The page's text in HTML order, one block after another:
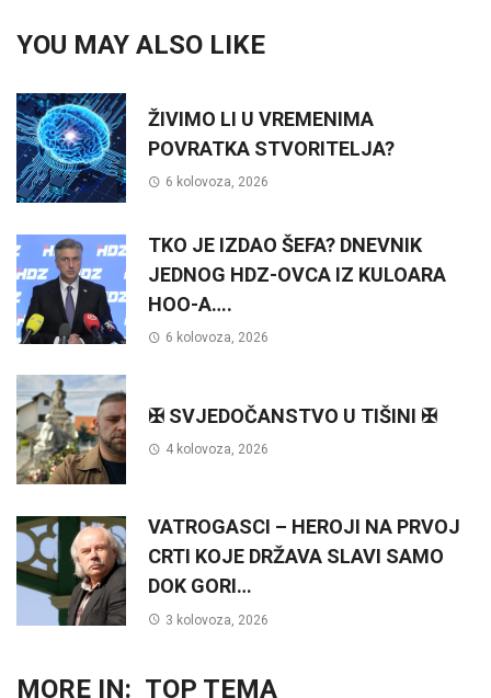
YOU MAY ALSO LIKE
ŽIVIMO LI U VREMENIMA
POVRATKA STVORITELJA?
6 kolovoza, 2026
TKO JE IZDAO ŠEFA? DNEVNIK
JEDNOG HDZ-OVCA IZ KULOARA
HOO-A….
6 kolovoza, 2026
✠ SVJEDOČANSTVO U TIŠINI ✠
4 kolovoza, 2026
VATROGASCI – HEROJI NA PRVOJ
CRTI KOJE DRŽAVA SLAVI SAMO
DOK GORI…
3 kolovoza, 2026
MORE IN: TOP TEMA